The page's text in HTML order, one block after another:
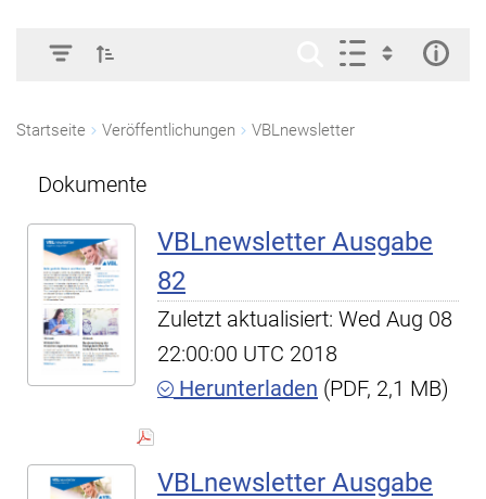
Startseite Veröffentlichungen VBLnewsletter
Dokumente
VBLnewsletter Ausgabe
82
Zuletzt aktualisiert: Wed Aug 08
22:00:00 UTC 2018
Herunterladen (PDF, 2,1 MB)
VBLnewsletter Ausgabe